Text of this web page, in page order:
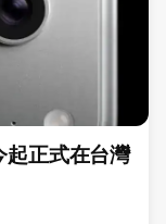
正式在台灣